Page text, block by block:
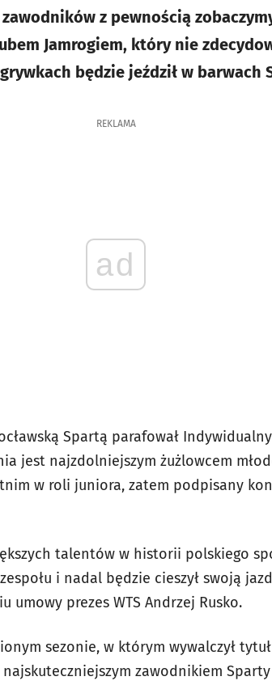
z pewnością
Jamrogiem, który nie
będzie jeździł w barwach
REKLAMA
ad
Spartą parafował
jest najzdolniejszym żużlowcem
w roli juniora, zatem podpisany
talentów w historii polskiego
i nadal będzie cieszył swoją
umowy prezes WTS Andrzej Rusko.
sezonie, w którym wywalczył
zawodnikiem Sparty